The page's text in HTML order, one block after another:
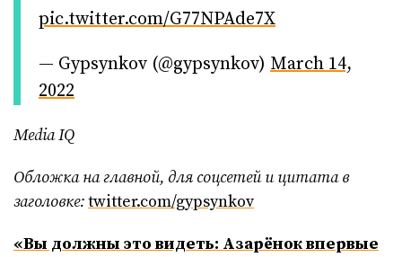
pic.twitter.com/G77NPAde7X
— Gypsуnkov (@gypsynkov) March 14,
2022
Media IQ
Обложка на главной, для соцсетей и цитата в
заголовке:twitter.com/gypsynkov
«Вы должны это видеть: Азарёнок впервые